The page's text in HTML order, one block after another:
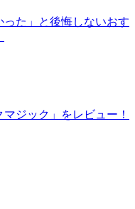
た」と後悔しないおす
ジック」をレビュー！